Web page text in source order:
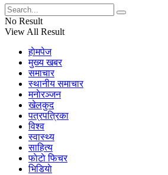
No Result
View All Result
हाेमपेज
मुख्य खबर
समाचार
स्थानीय समाचार
मनाेरञ्जन
खेलकुद
पत्रपत्रिका
विश्व
स्वास्थ्य
साहित्य
फाेटाे फिचर
भिडियाे